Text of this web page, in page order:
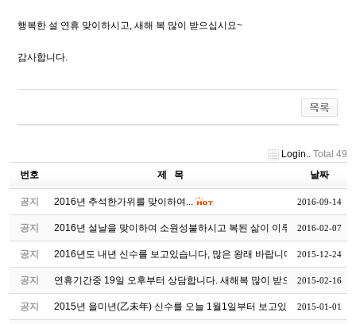
행복한 설 연휴 맞이하시고, 새해 복 많이 받으십시요~
감사합니다.
Login..Total 49
번호
제 목 날짜
공지 2016년 추석한가위를 맞이하여... 2016-09-14
공지 2016년 설날을 맞이하여 소원성불하시고 복된 삶이 이루어지시길...
2016-02-07
공지 2016년도 내년 신수를 보고있습니다, 많은 왕래 바랍니다 2015-12-24
공지 연휴기간중 19일 오후부터 상담합니다. 새해복 많이 받으십시요~
2015-02-16
공지 2015년 을미년(乙未年) 신수를 오늘 1월1일부터 보고있습니다2015-01-01